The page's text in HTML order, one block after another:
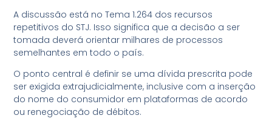
A discussão está no Tema 1.264 dos recursos
repetitivos do STJ. Isso significa que a decisão a ser
tomada deverá orientar milhares de processos
semelhantes em todo o país.
O ponto central é definir se uma dívida prescrita pode
ser exigida extrajudicialmente, inclusive com a inserção
do nome do consumidor em plataformas de acordo
ou renegociação de débitos.